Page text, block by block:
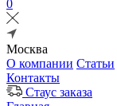
0
Москва
О компании Статьи
Контакты
Стаус заказа